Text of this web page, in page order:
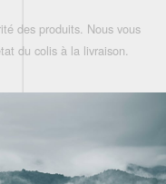
des produits. Nous vous
du colis à la livraison.